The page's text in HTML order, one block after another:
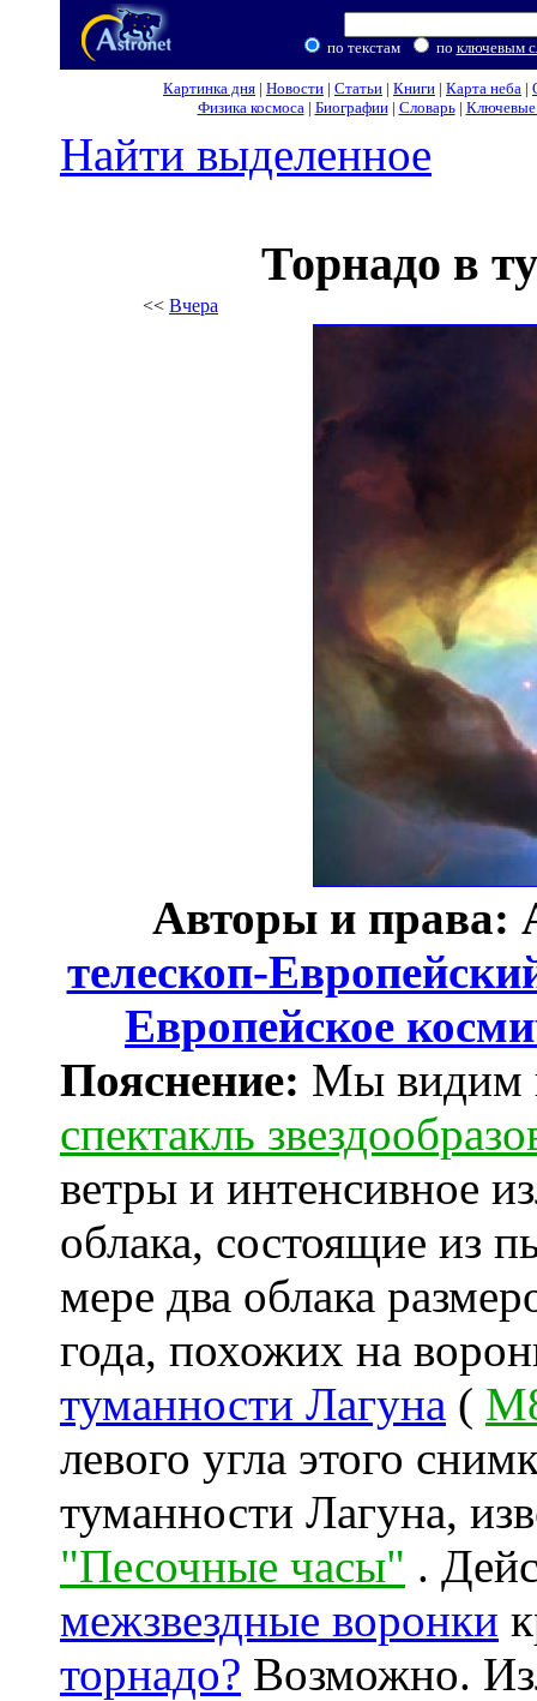
по текстам по ключевым
Картинка дня | Новости | Статьи | Книги | Карта неба |
Физика космоса| Биографии| Словарь| Ключевые
Найти выделенное
Торнадо в
<< Вчера
Авторы и права:
телескоп-
Европейское
Пояснение: Мы видим
спектакль
ветры и интенсивное
облака, состоящие из
мере два облака
года, похожих на
туманности Лагуна (
левого угла этого
туманности Лагуна,
"Песочные часы" .
межзвездные воронки
торнадо? Возможно.